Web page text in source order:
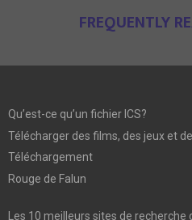
FREQUENTLY
Qu’est-ce qu’un fichier ICS?
Télécharger des films, des jeux et
Téléchargement
Rouge de Falun
Les 10 meilleurs sites de recherche